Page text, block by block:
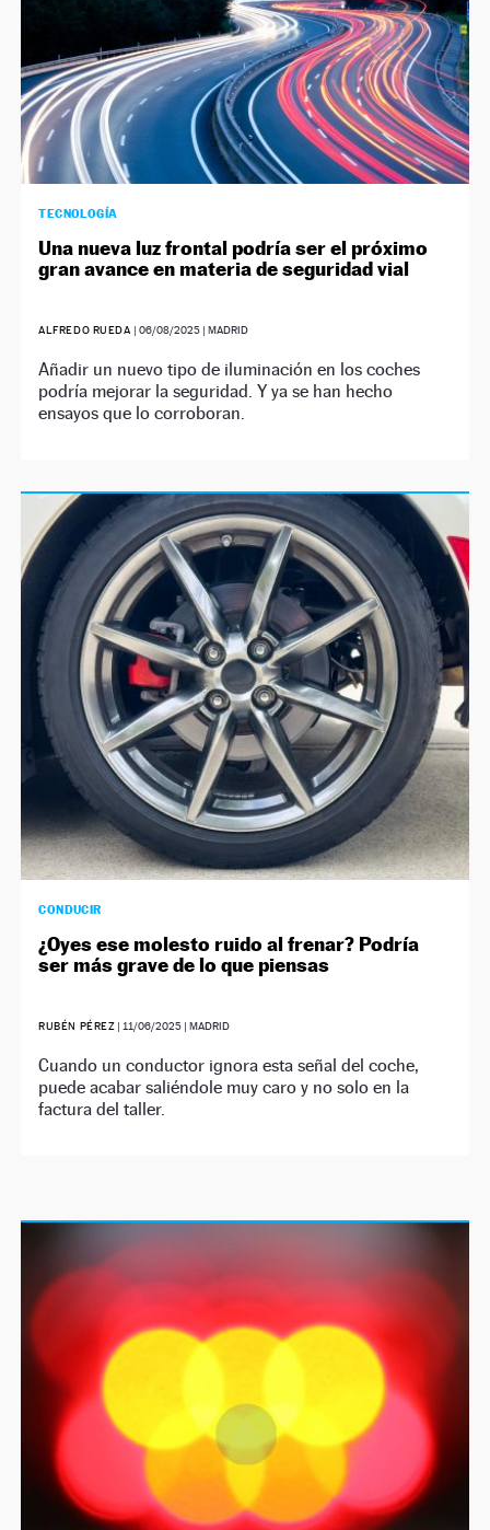
TECNOLOGÍA
Una nueva luz frontal podría ser el próximo
gran avance en materia de seguridad vial
ALFREDO RUEDA | 06/08/2025| MADRID
Añadir un nuevo tipo de iluminación en los coches
podría mejorar la seguridad. Y ya se han hecho
ensayos que lo corroboran.
CONDUCIR
¿Oyes ese molesto ruido al frenar? Podría
ser más grave de lo que piensas
RUBÉN PÉREZ | 11/06/2025 | MADRID
Cuando un conductor ignora esta señal del coche,
puede acabar saliéndole muy caro y no solo en la
factura del taller.